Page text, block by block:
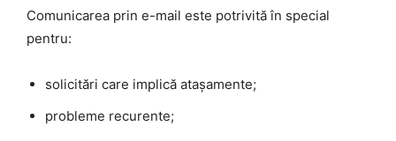
Comunicarea prin e-mail este potrivită în special
pentru:
solicitări care implică atașamente;
probleme recurente;